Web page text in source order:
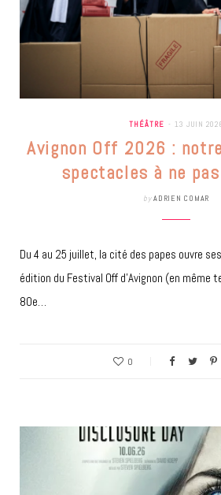
THÉÂTRE 13 JUIN
Avignon Off 2026 :
spectacles à ne
by ADRIEN COMAR
Du 4 au 25 juillet, la cité des papes ouvre
édition du Festival Off d’Avignon (en même
80e…
0